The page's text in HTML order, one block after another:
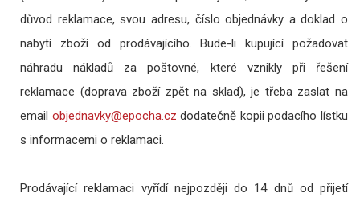
důvod reklamace, svou adresu, číslo objednávky a doklad o
nabytí zboží od prodávajícího. Bude-li kupující požadovat
náhradu nákladů za poštovné, které vznikly při řešení
reklamace (doprava zboží zpět na sklad), je třeba zaslat na
email
dodatečně kopii podacího lístku
s informacemi o reklamaci.
Prodávající reklamaci vyřídí nejpozději do 14 dnů od přijetí